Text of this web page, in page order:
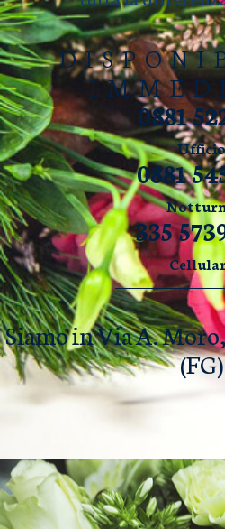
0881
Ufficio
0881
335
Siamo in Via A.
(FG)